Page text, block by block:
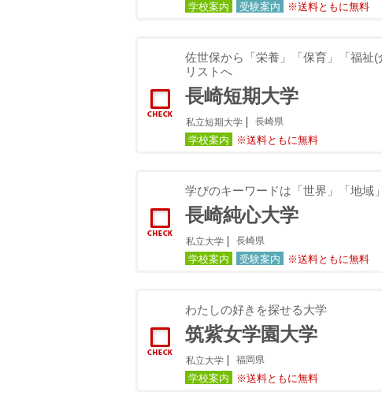
学校案内 受験案内 ※送料ともに無料
佐世保から「栄養」「保育」「福祉
リストへ
長崎短期大学
私立短期大学 長崎県
学校案内 ※送料ともに無料
学びのキーワードは「世界」「地域
長崎純心大学
私立大学 長崎県
学校案内 受験案内 ※送料ともに無料
わたしの好きを探せる大学
筑紫女学園大学
私立大学 福岡県
学校案内 ※送料ともに無料